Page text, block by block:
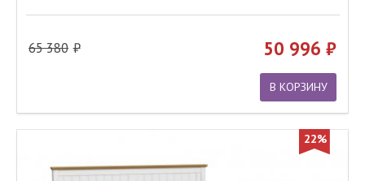
65 380 50 996
В КОРЗИНУ
22%